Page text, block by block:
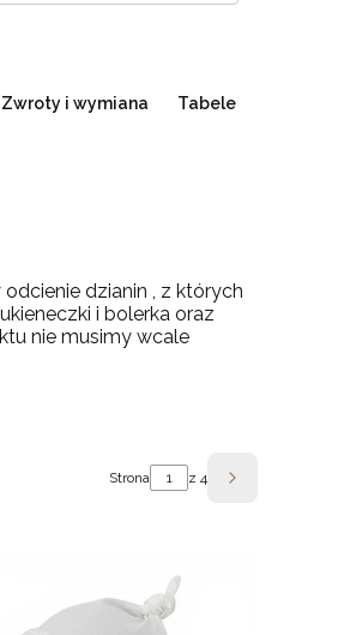
w koszyku: 0. Zobacz szczegóły
Zwroty i wymiana Tabele
dzianin , z których
i bolerka oraz
nie musimy wcale
Strona z 4
Następne